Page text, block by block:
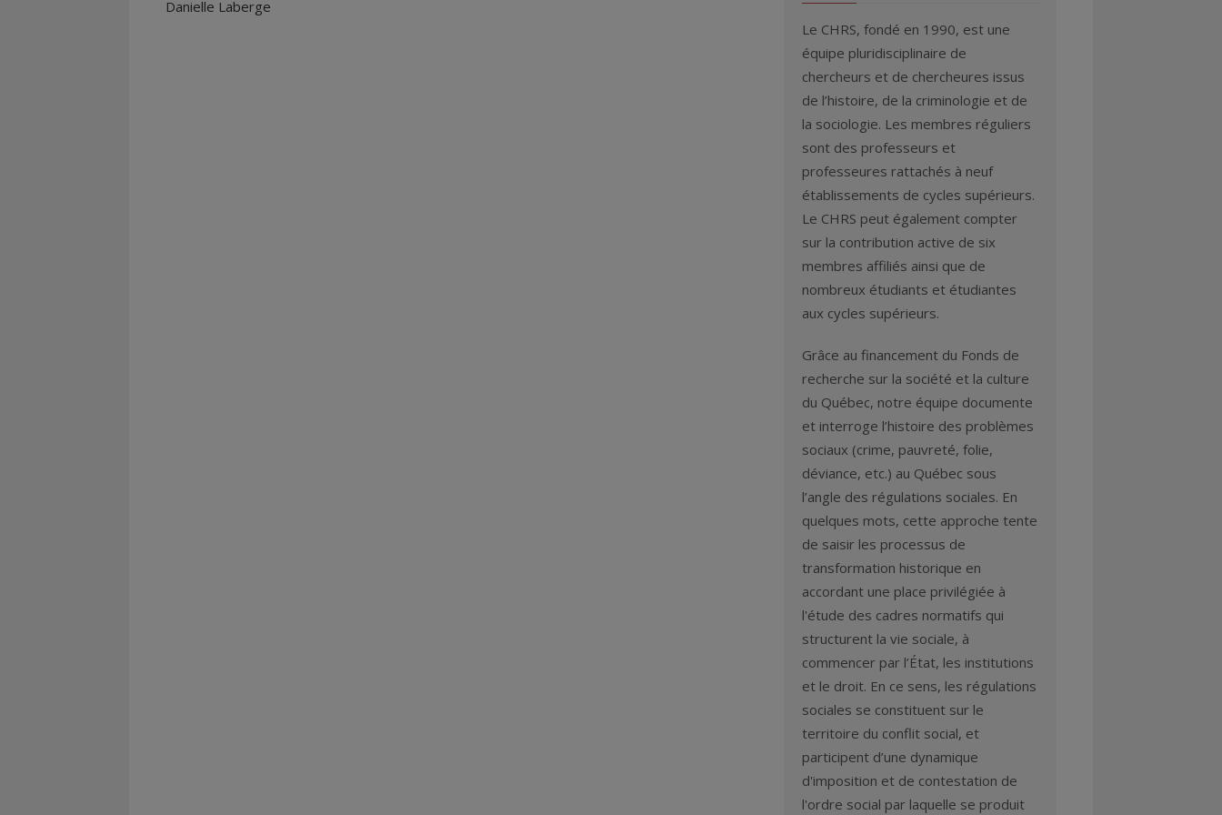
Danielle Laberge
Le CHRS, fondé en 1990, est une
équipe pluridisciplinaire de
chercheurs et de chercheures issus
de l’histoire, de la criminologie et de
la sociologie. Les membres réguliers
sont des professeurs et
professeures rattachés à neuf
établissements de cycles supérieurs.
Le CHRS peut également compter
sur la contribution active de six
membres affiliés ainsi que de
nombreux étudiants et étudiantes
aux cycles supérieurs.
Grâce au financement du Fonds de
recherche sur la société et la culture
du Québec, notre équipe documente
et interroge l’histoire des problèmes
sociaux (crime, pauvreté, folie,
déviance, etc.) au Québec sous
l’angle des régulations sociales. En
quelques mots, cette approche tente
de saisir les processus de
transformation historique en
accordant une place privilégiée à
l'étude des cadres normatifs qui
structurent la vie sociale, à
commencer par l’État, les institutions
et le droit. En ce sens, les régulations
sociales se constituent sur le
territoire du conflit social, et
participent d’une dynamique
d'imposition et de contestation de
l'ordre social par laquelle se produit